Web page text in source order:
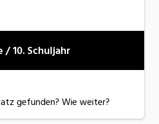
10. Schuljahr
gefunden? Wie weiter?